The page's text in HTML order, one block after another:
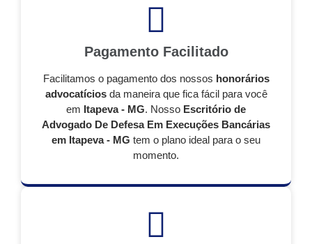
Pagamento Facilitado
Facilitamos o pagamento dos nossos honorários
advocatíciosda maneira que fica fácil para você
em Itapeva - MG. Nosso Escritório de
Advogado De Defesa Em Execuções Bancárias
em Itapeva - MG tem o plano ideal para o seu
momento.